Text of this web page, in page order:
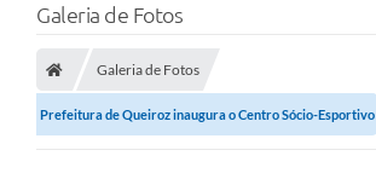
Galeria de Fotos
Galeria de Fotos
Prefeitura de Queiroz inaugura o Centro Sócio-Esportivo